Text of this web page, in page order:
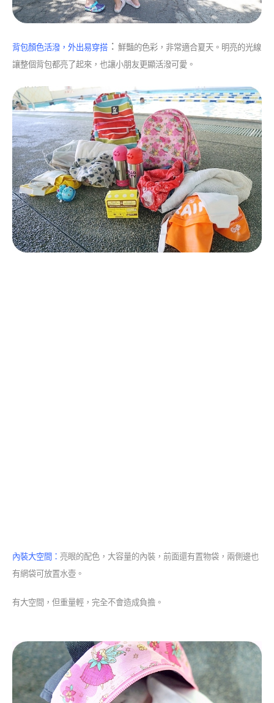
背包顏色活潑，外出易穿搭 ： 鮮豔的色彩，非常適合夏天。明亮的光線
讓整個背包都亮了起來，也讓小朋友更顯活潑可愛。
內裝大空間： 亮眼的配色，大容量的內裝，前面還有置物袋，兩側邊也
有網袋可放置水壺。
有大空間，但重量輕，完全不會造成負擔。